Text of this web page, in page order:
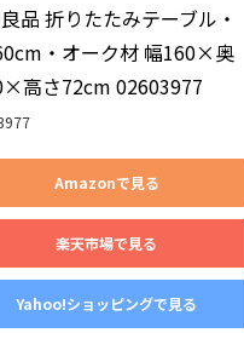
品 折りたたみテーブル・
・オーク材 幅160×奥
高さ72cm 02603977
Amazonで見る
楽天市場で見る
Yahoo!ショッピングで見る